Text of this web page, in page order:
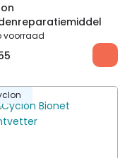
voorraad